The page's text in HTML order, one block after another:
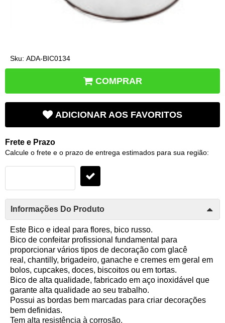
Sku: ADA-BIC0134
COMPRAR
ADICIONAR AOS FAVORITOS
Frete e Prazo
Calcule o frete e o prazo de entrega estimados para sua região:
Informações Do Produto
Este Bico e ideal para flores, bico russo.
Bico de confeitar profissional fundamental para
proporcionar vários tipos de decoração com glacê
real, chantilly, brigadeiro, ganache e cremes em geral em
bolos, cupcakes, doces, biscoitos ou em tortas.
Bico de alta qualidade, fabricado em aço inoxidável que
garante alta qualidade ao seu trabalho.
Possui as bordas bem marcadas para criar decorações
bem definidas.
Tem alta resistência à corrosão.